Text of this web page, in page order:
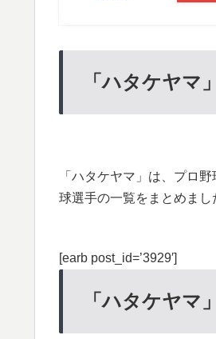
「ハタケヤマ
「ハタケヤマ」は、プロ
球選手の一覧をまとめまし
[earb post_id=’3929′]
「ハタケヤマ